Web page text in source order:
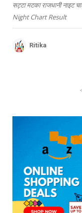
सट्टा मटका राजधानी नाइट
Night Chart Result
Ritika